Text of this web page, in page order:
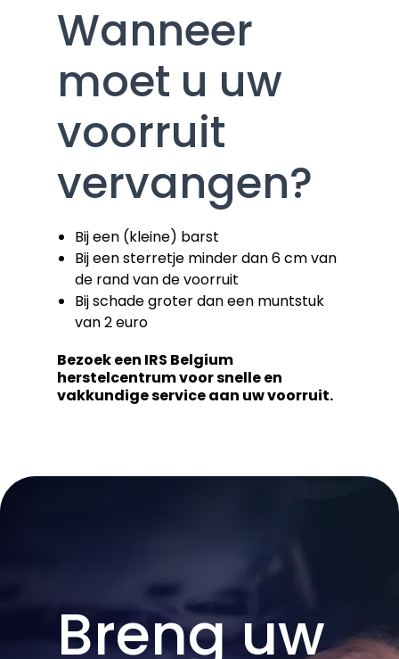
Wanneer
moet u uw
voorruit
vervangen?
Bij een (kleine) barst
Bij een sterretje minder dan 6 cm van
de rand van de voorruit
Bij schade groter dan een muntstuk
van 2 euro
Bezoek een IRS Belgium
herstelcentrum voor snelle en
vakkundige service aan uw voorruit.
Breng uw